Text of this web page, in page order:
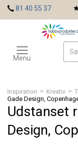
Inspiration > Kreativ >
Gade Design,
Udstanset
Design,
81 40 55 37
Toggle
navigation
Menu